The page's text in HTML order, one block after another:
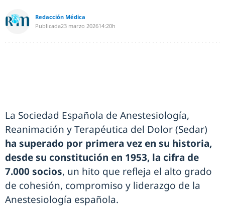
Redacción Médica
Publicada23 marzo 202614:20h
La Sociedad Española de Anestesiología,
Reanimación y Terapéutica del Dolor (Sedar)
ha superado por primera vez en su historia,
desde su constitución en 1953, la cifra de
7.000 socios, un hito que refleja el alto grado
de cohesión, compromiso y liderazgo de la
Anestesiología española.